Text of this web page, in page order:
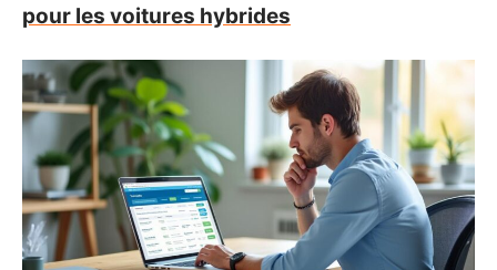
pour les voitures hybrides